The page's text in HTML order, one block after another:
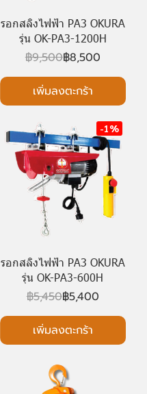
รอกสลิงไฟฟ้า PA3 OKURA
รุ่น OK-PA3-1200H
฿9,500฿8,500
เพิ่มลงตะกร้า
-1%
รอกสลิงไฟฟ้า PA3 OKURA
รุ่น OK-PA3-600H
฿5,450฿5,400
เพิ่มลงตะกร้า